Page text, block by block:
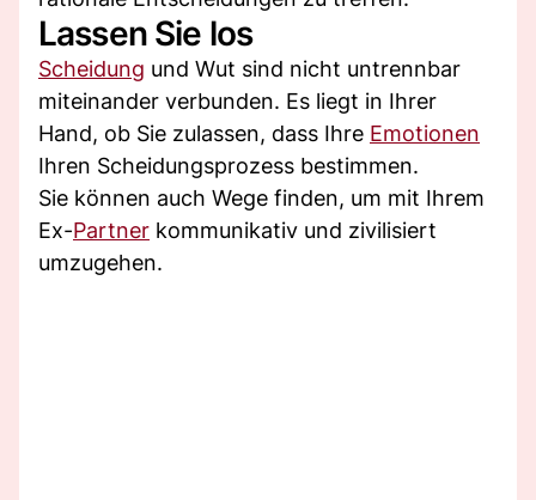
Lassen Sie los
Scheidung und Wut sind nicht untrennbar
miteinander verbunden. Es liegt in Ihrer
Hand, ob Sie zulassen, dass Ihre Emotionen
Ihren Scheidungsprozess bestimmen.
Sie können auch Wege finden, um mit Ihrem
Ex-Partner kommunikativ und zivilisiert
umzugehen.